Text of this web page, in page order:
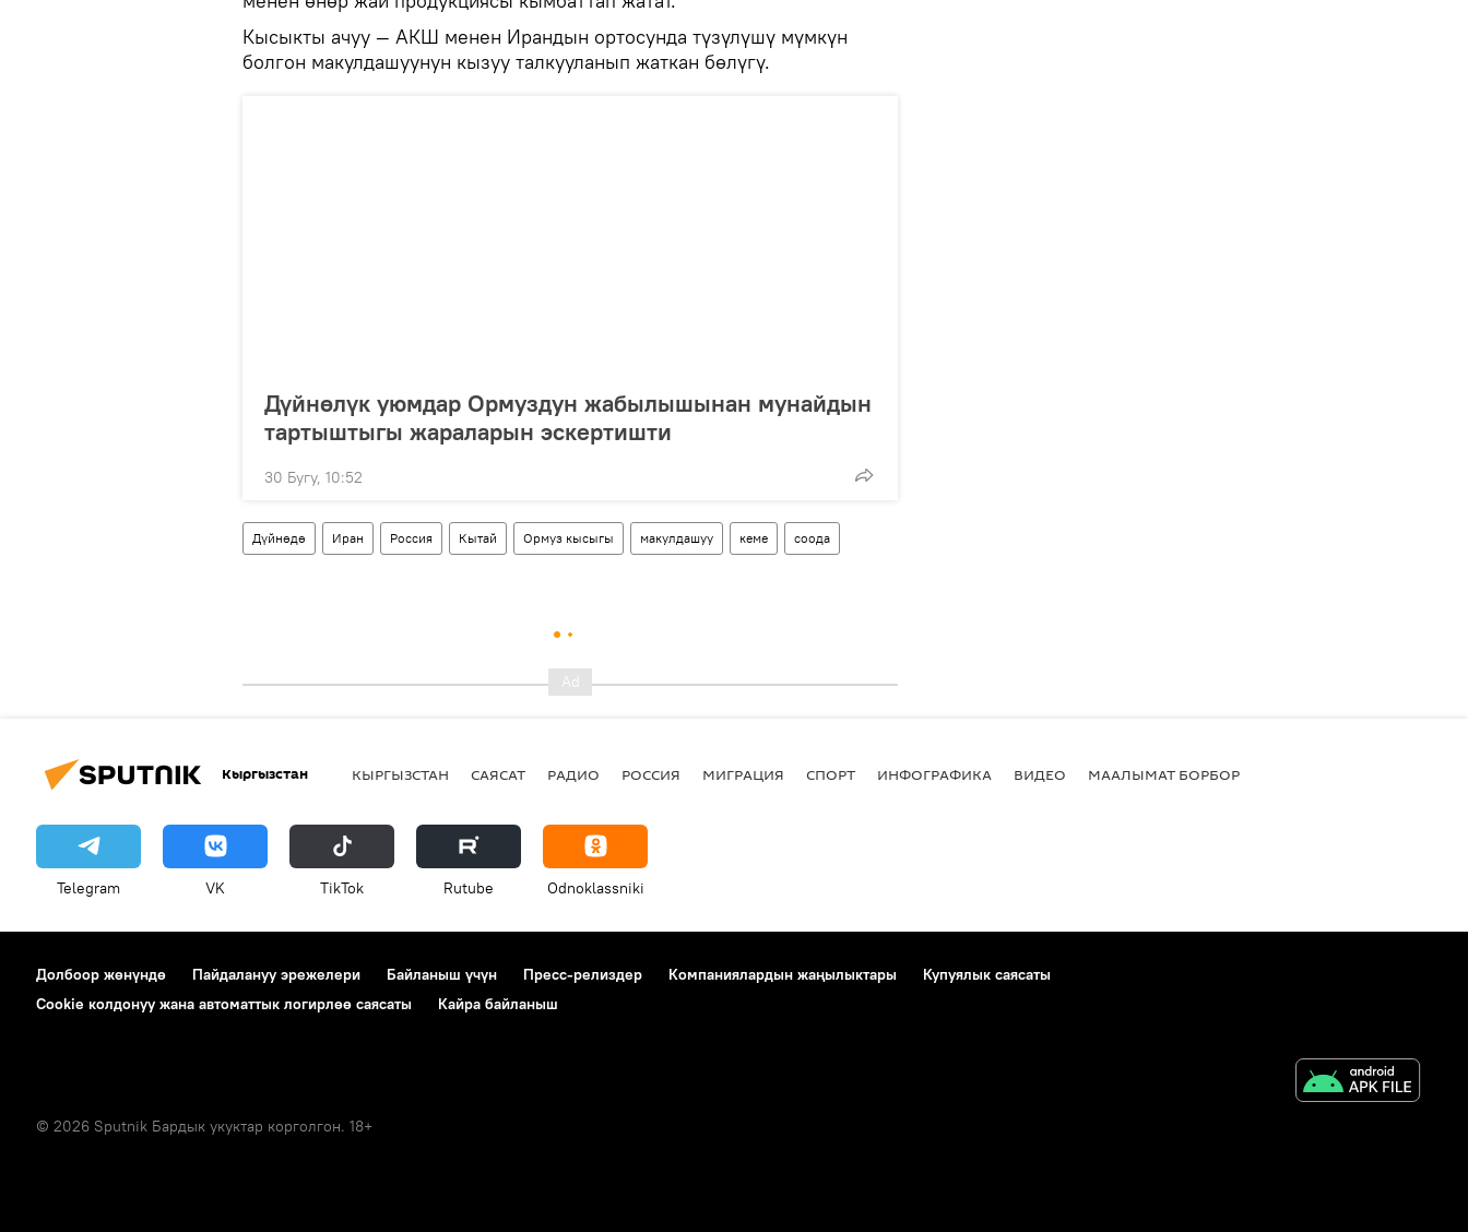
Кысыкты ачуу — АКШ менен Ирандын ортосунда түзүлүшү мүмкүн
болгон макулдашуунун кызуу талкууланып жаткан бөлүгү.
Дүйнөлүк уюмдар Ормуздун жабылышынан мунайдын
тартыштыгы жараларын эскертишти
30 Бугу, 10:52
Дүйнөдө Иран Россия Кытай Ормуз кысыгы макулдашуу кеме соода
Кыргызстан КЫРГЫЗСТАН САЯСАТ РАДИО РОССИЯ МИГРАЦИЯ СПОРТ ИНФОГРАФИКА ВИДЕО МААЛЫМАТ БОРБОР
Telegram VK ТikТоk Rutube Odnoklassniki
Долбоор жөнүндө Пайдалануу эрежелери Байланыш үчүн Пресс-релиздер Компаниялардын жаңылыктары
Купуялык саясаты
Cookie колдонуу жана автоматтык логирлөө саясаты
Кайра байланыш
© 2026 Sputnik Бардык укуктар корголгон. 18+